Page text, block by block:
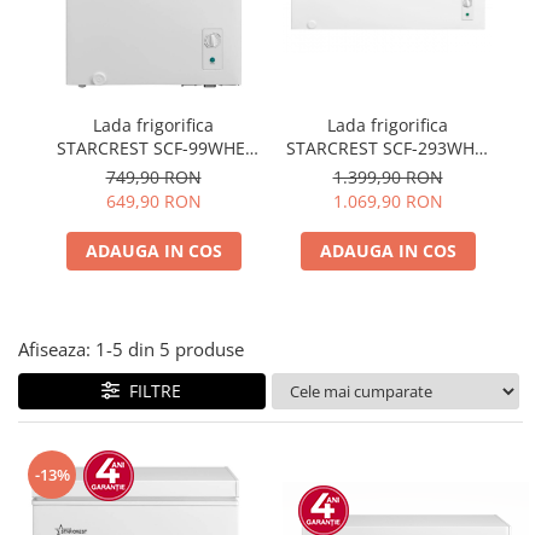
Lada frigorifica
STARCREST SCF-99WHE,
Clasa E, Capacitate 99L,
Sistem convertibil -
functie frigider,
Termostat reglabil, Alb
749,90 RON
649,90 RON
ADAUGA IN COS
Lada frigorifica
STARCREST SCF-293WHE,
Clasa E, Capacitate 293L,
Sistem convertibil -
functie frigider,
Termostat reglabil, Alb
1.399,90 RON
1.069,90 RON
ADAUGA IN COS
Afiseaza: 1-5 din 5 produse
FILTRE
-13%